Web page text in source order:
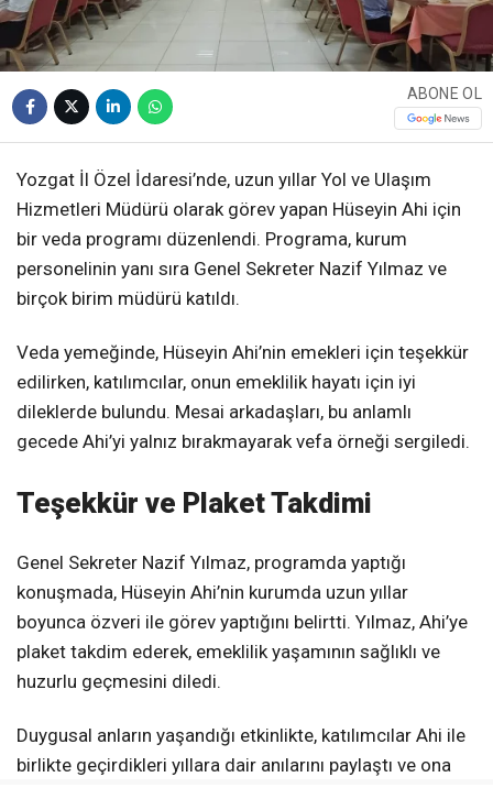
ABONE OL
Yozgat İl Özel İdaresi’nde, uzun yıllar Yol ve Ulaşım
Hizmetleri Müdürü olarak görev yapan Hüseyin Ahi için
bir veda programı düzenlendi. Programa, kurum
personelinin yanı sıra Genel Sekreter Nazif Yılmaz ve
birçok birim müdürü katıldı.
Veda yemeğinde, Hüseyin Ahi’nin emekleri için teşekkür
edilirken, katılımcılar, onun emeklilik hayatı için iyi
dileklerde bulundu. Mesai arkadaşları, bu anlamlı
gecede Ahi’yi yalnız bırakmayarak vefa örneği sergiledi.
Teşekkür ve Plaket Takdimi
Genel Sekreter Nazif Yılmaz, programda yaptığı
konuşmada, Hüseyin Ahi’nin kurumda uzun yıllar
boyunca özveri ile görev yaptığını belirtti. Yılmaz, Ahi’ye
plaket takdim ederek, emeklilik yaşamının sağlıklı ve
huzurlu geçmesini diledi.
Duygusal anların yaşandığı etkinlikte, katılımcılar Ahi ile
birlikte geçirdikleri yıllara dair anılarını paylaştı ve ona